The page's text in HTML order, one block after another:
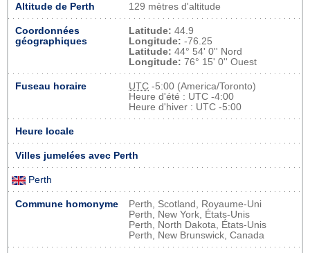
Altitude de Perth 129 mètres d'altitude
Coordonnées
géographiques
Latitude: 44.9
Longitude: -76.25
Latitude: 44° 54' 0'' Nord
Longitude: 76° 15' 0'' Ouest
Fuseau horaire UTC -5:00 (America/Toronto)
Heure d'été : UTC -4:00
Heure d'hiver : UTC -5:00
Heure locale
Villes jumelées avec Perth
Perth
Commune homonyme
Perth, Scotland, Royaume-Uni
Perth, New York, États-Unis
Perth, North Dakota, États-Unis
Perth, New Brunswick, Canada